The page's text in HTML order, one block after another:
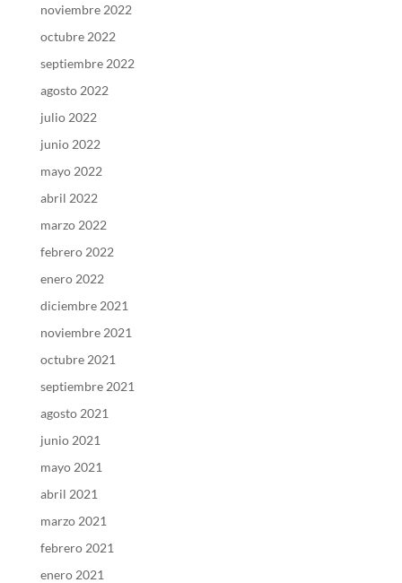
noviembre 2022
octubre 2022
septiembre 2022
agosto 2022
julio 2022
junio 2022
mayo 2022
abril 2022
marzo 2022
febrero 2022
enero 2022
diciembre 2021
noviembre 2021
octubre 2021
septiembre 2021
agosto 2021
junio 2021
mayo 2021
abril 2021
marzo 2021
febrero 2021
enero 2021